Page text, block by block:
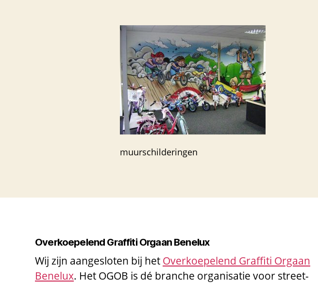
muurschilderingen
Overkoepelend Graffiti Orgaan Benelux
Wij zijn aangesloten bij het Overkoepelend Graffiti Orgaan
Benelux. Het OGOB is dé branche organisatie voor street-